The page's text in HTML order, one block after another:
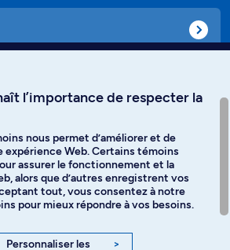
Instagram
YouTube
l’importance de respecter la
nous permet d’améliorer et de
expérience Web. Certains témoins
assurer le fonctionnement et la
alors que d’autres enregistrent vos
tout, vous consentez à notre
pour mieux répondre à vos besoins.
Personnaliser les >